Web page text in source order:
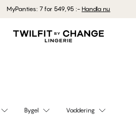
MyPanties: 7 for 549,95 :- Handla nu
Bygel Vaddering